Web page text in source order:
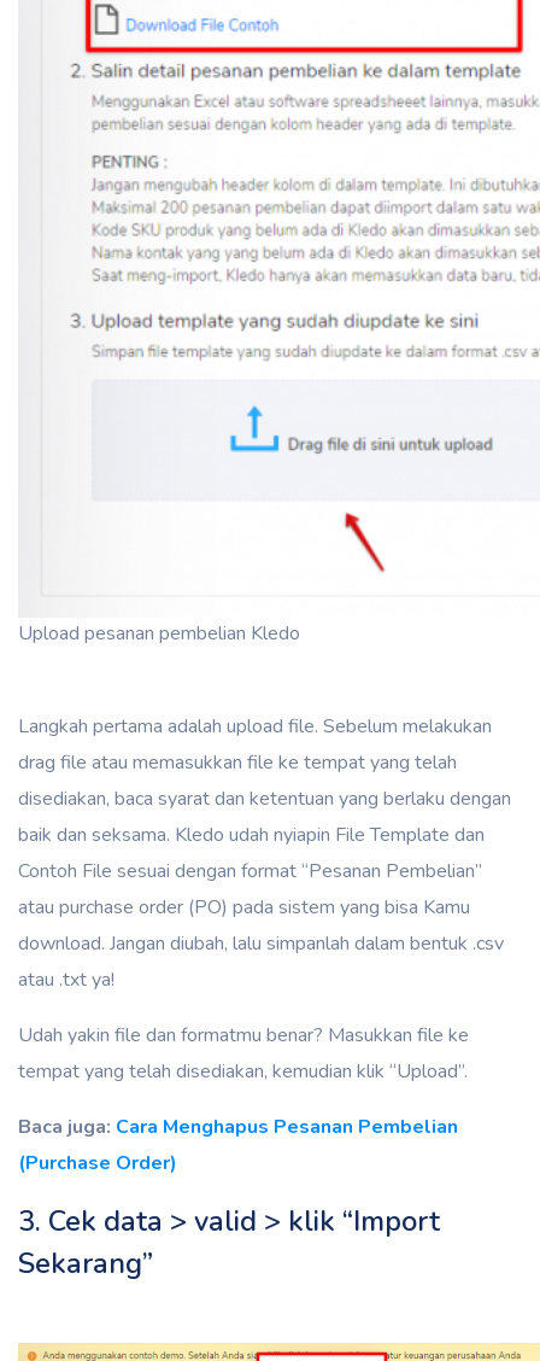
Upload pesanan pembelian Kledo
Langkah pertama adalah upload file. Sebelum melakukan
drag file atau memasukkan file ke tempat yang telah
disediakan, baca syarat dan ketentuan yang berlaku dengan
baik dan seksama. Kledo udah nyiapin File Template dan
Contoh File sesuai dengan format “Pesanan Pembelian”
atau purchase order (PO) pada sistem yang bisa Kamu
download. Jangan diubah, lalu simpanlah dalam bentuk .csv
atau .txt ya!
Udah yakin file dan formatmu benar? Masukkan file ke
tempat yang telah disediakan, kemudian klik “Upload”.
Baca juga: Cara Menghapus Pesanan Pembelian
(Purchase Order)
3. Cek data > valid > klik “Import
Sekarang”